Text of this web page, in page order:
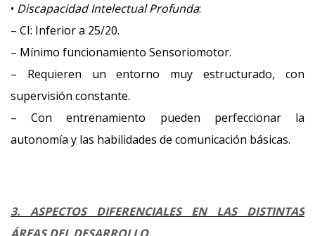
• Discapacidad Intelectual Profunda:
– CI: Inferior a 25/20.
– Mínimo funcionamiento Sensoriomotor.
– Requieren un entorno muy estructurado, con
supervisión constante.
– Con entrenamiento pueden perfeccionar la
autonomía y las habilidades de comunicación básicas.
3. ASPECTOS DIFERENCIALES EN LAS DISTINTAS